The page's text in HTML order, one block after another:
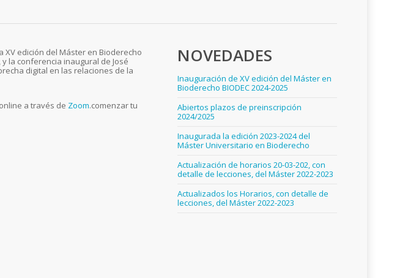
XV edición del Máster en Bioderecho
la conferencia inaugural de José
digital en las relaciones de la
a través de Zoom.comenzar tu
NOVEDADES
Inauguración de XV edición del Máster en
Bioderecho BIODEC 2024-2025
Abiertos plazos de preinscripción
2024/2025
Inaugurada la edición 2023-2024 del
Máster Universitario en Bioderecho
Actualización de horarios 20-03-202, con
detalle de lecciones, del Máster 2022-2023
Actualizados los Horarios, con detalle de
lecciones, del Máster 2022-2023